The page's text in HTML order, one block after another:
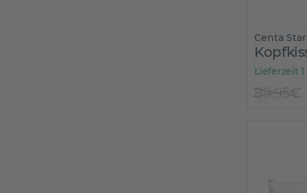
Centa Star
Lieferzeit 1
89,95€